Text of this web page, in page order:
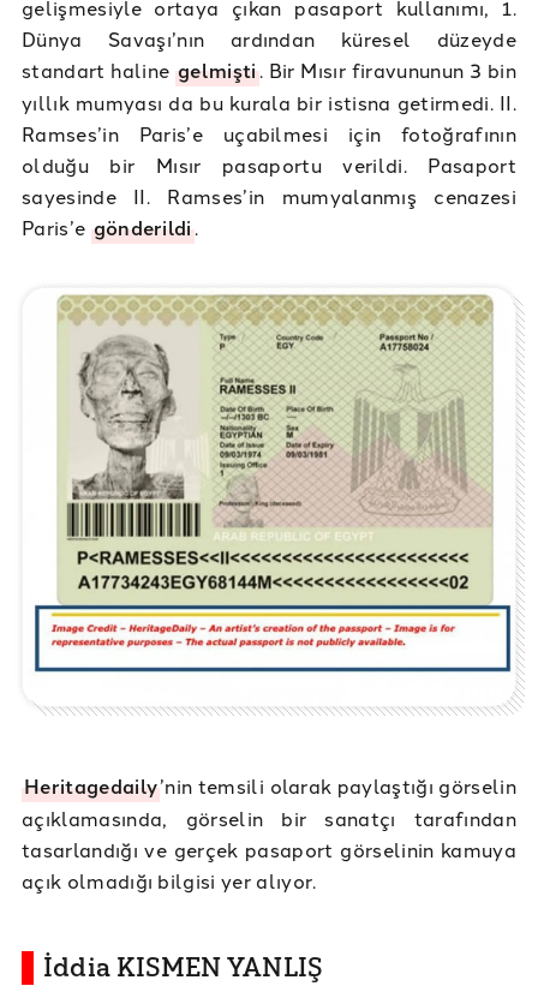
gelişmesiyle ortaya çıkan pasaport kullanımı, 1.
Dünya Savaşı’nın ardından küresel düzeyde
standart haline gelmişti. Bir Mısır firavununun 3 bin
yıllık mumyası da bu kurala bir istisna getirmedi. II.
Ramses’in Paris’e uçabilmesi için fotoğrafının
olduğu bir Mısır pasaportu verildi. Pasaport
sayesinde II. Ramses’in mumyalanmış cenazesi
Paris’e gönderildi.
Heritagedaily’nin temsili olarak paylaştığı görselin
açıklamasında, görselin bir sanatçı tarafından
tasarlandığı ve gerçek pasaport görselinin kamuya
açık olmadığı bilgisi yer alıyor.
İddia KISMEN YANLIŞ